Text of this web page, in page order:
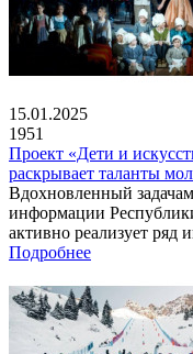
15.01.2025
1951
Проект «Дети и
раскрывает таланты
Вдохновленный
информации
активно реализует ряд
Подробнее